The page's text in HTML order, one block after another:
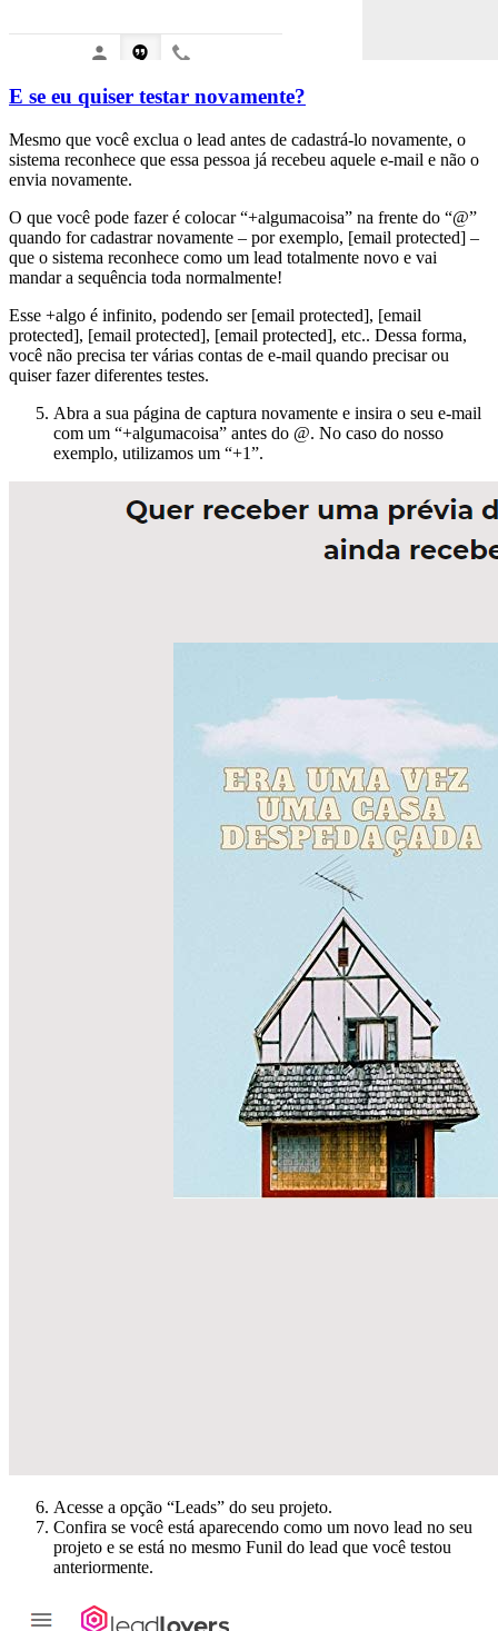
E se eu quiser testar novamente?
Mesmo que você exclua o lead antes de cadastrá-lo novamente, o
sistema reconhece que essa pessoa já recebeu aquele e-mail e não o
envia novamente.
O que você pode fazer é colocar “+algumacoisa” na frente do “@”
quando for cadastrar novamente – por exemplo, [email protected] –
que o sistema reconhece como um lead totalmente novo e vai
mandar a sequência toda normalmente!
Esse +algo é infinito, podendo ser [email protected], [email
protected], [email protected], [email protected], etc.. Dessa forma,
você não precisa ter várias contas de e-mail quando precisar ou
quiser fazer diferentes testes.
Abra a sua página de captura novamente e insira o seu e-mail
com um “+algumacoisa” antes do @. No caso do nosso
exemplo, utilizamos um “+1”.
Acesse a opção “Leads” do seu projeto.
Confira se você está aparecendo como um novo lead no seu
projeto e se está no mesmo Funil do lead que você testou
anteriormente.